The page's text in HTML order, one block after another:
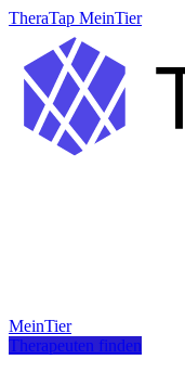
TheraTap MeinTier
MeinTier
Therapeuten finden